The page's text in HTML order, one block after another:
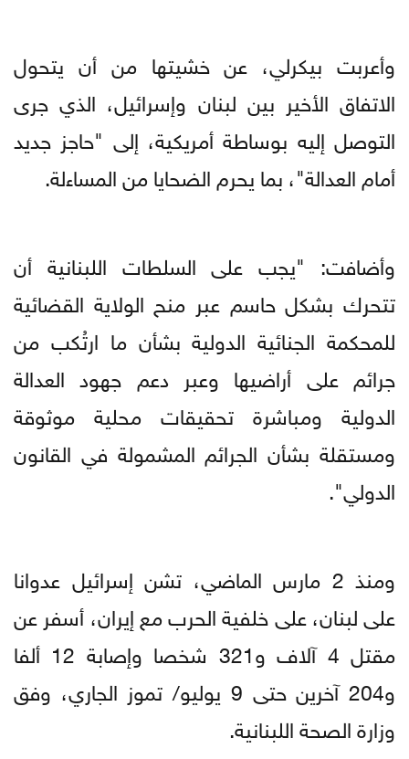
وأعربت بيكرلي، عن خشيتها من أن يتحول
الاتفاق الأخير بين لبنان وإسرائيل، الذي جرى
التوصل إليه بوساطة أمريكية، إلى "حاجز جديد
أمام العدالة"، بما يحرم الضحايا من المساءلة.
وأضافت: "يجب على السلطات اللبنانية أن
تتحرك بشكل حاسم عبر منح الولاية القضائية
للمحكمة الجنائية الدولية بشأن ما ارتُكب من
جرائم على أراضيها وعبر دعم جهود العدالة
الدولية ومباشرة تحقيقات محلية موثوقة
ومستقلة بشأن الجرائم المشمولة في القانون
الدولي".
ومنذ 2 مارس الماضي، تشن إسرائيل عدوانا
على لبنان، على خلفية الحرب مع إيران، أسفر عن
مقتل 4 آلاف و321 شخصا وإصابة 12 ألفا
و204 آخرين حتى 9 يوليو/ تموز الجاري، وفق
وزارة الصحة اللبنانية.